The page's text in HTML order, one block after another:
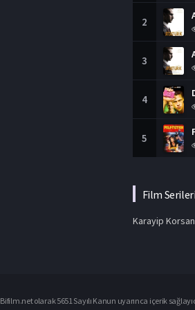
2
3
4
5
Film Serileri
Karayip
Bifilm.net olarak 5651 Sayılı Kanun uyarınca içerik